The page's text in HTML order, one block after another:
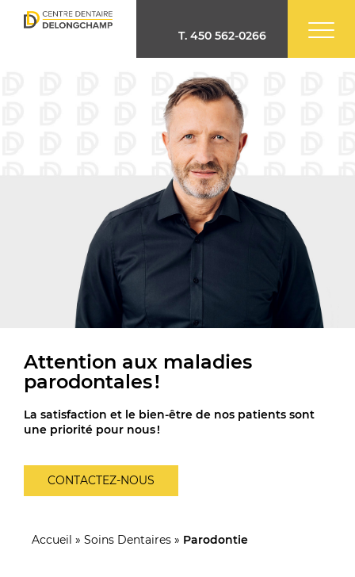
T.450 562-0266
Attention aux maladies
parodontales !
La satisfaction et le bien-être de nos patients sont
une priorité pour nous !
CONTACTEZ-NOUS
Accueil » Soins Dentaires » Parodontie